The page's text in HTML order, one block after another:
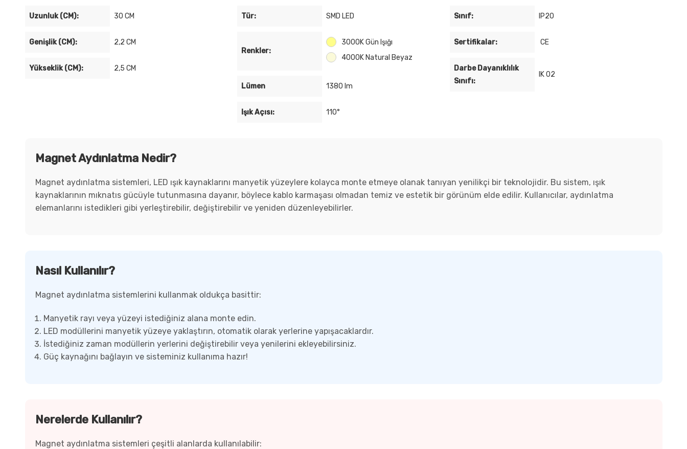
Uzunluk (CM): 30 CM
Genişlik (CM): 2,2 CM
Yükseklik (CM): 2,5 CM
Tür: SMD LED
Renkler:
3000K Gün Işığı
4000K Natural Beyaz
Lümen 1380 lm
Işık Açısı: 110°
Sınıf: IP20
Sertifikalar: CE
Darbe Dayanıklılık
Sınıfı:
IK 02
Magnet Aydınlatma Nedir?
Magnet aydınlatma sistemleri, LED ışık kaynaklarını manyetik yüzeylere kolayca monte etmeye olanak tanıyan yenilikçi bir teknolojidir. Bu sistem, ışık
kaynaklarının mıknatıs gücüyle tutunmasına dayanır, böylece kablo karmaşası olmadan temiz ve estetik bir görünüm elde edilir. Kullanıcılar, aydınlatma
elemanlarını istedikleri gibi yerleştirebilir, değiştirebilir ve yeniden düzenleyebilirler.
Nasıl Kullanılır?
Magnet aydınlatma sistemlerini kullanmak oldukça basittir:
Manyetik rayı veya yüzeyi istediğiniz alana monte edin.
LED modüllerini manyetik yüzeye yaklaştırın, otomatik olarak yerlerine yapışacaklardır.
İstediğiniz zaman modüllerin yerlerini değiştirebilir veya yenilerini ekleyebilirsiniz.
Güç kaynağını bağlayın ve sisteminiz kullanıma hazır!
Nerelerde Kullanılır?
Magnet aydınlatma sistemleri çeşitli alanlarda kullanılabilir: